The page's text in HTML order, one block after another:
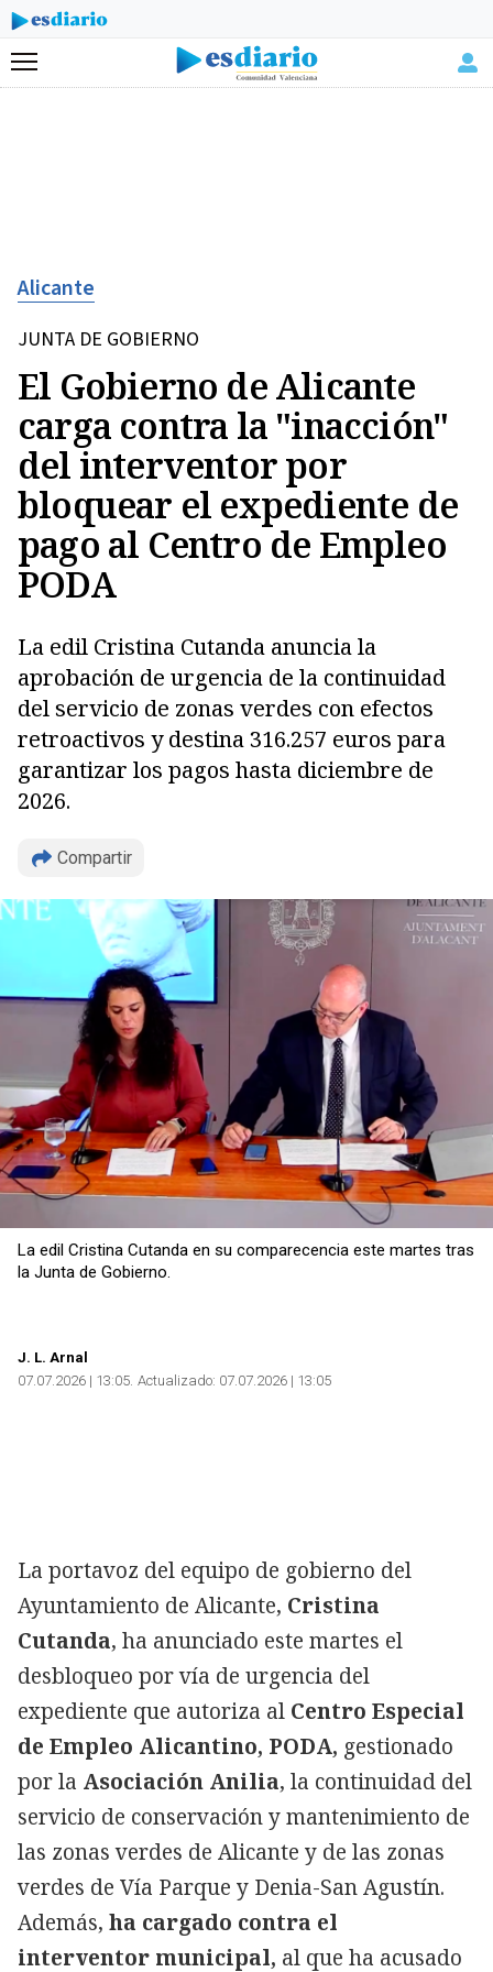
Menú
Alicante
JUNTA DE GOBIERNO
El Gobierno de Alicante
carga contra la "inacción"
del interventor por
bloquear el expediente de
pago al Centro de Empleo
PODA
La edil Cristina Cutanda anuncia la
aprobación de urgencia de la continuidad
del servicio de zonas verdes con efectos
retroactivos y destina 316.257 euros para
garantizar los pagos hasta diciembre de
2026.
Compartir
Copiar
La edil Cristina Cutanda en su comparecencia este martes tras
la Junta de Gobierno.
J. L. Arnal
07.07.2026 | 13:05 Actualizado: 07.07.2026 | 13:05
La portavoz del equipo de gobierno del
Ayuntamiento de Alicante, Cristina
Cutanda, ha anunciado este martes el
desbloqueo por vía de urgencia del
expediente que autoriza al Centro Especial
de Empleo Alicantino, PODA, gestionado
por la Asociación Anilia, la continuidad del
servicio de conservación y mantenimiento de
las zonas verdes de Alicante y de las zonas
verdes de Vía Parque y Denia-San Agustín.
Además, ha cargado contra el
interventor municipal, al que ha acusado